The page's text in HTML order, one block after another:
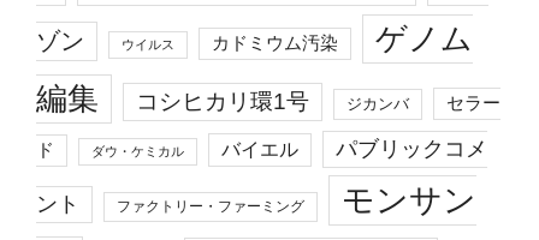
ゾン ウイルス カドミウム汚染
ゲノム
編集
コシヒカリ環1号 ジカンバ セラー
ド ダウ・ケミカル バイエル パブリックコメ
ント ファクトリー・ファーミング
モンサン